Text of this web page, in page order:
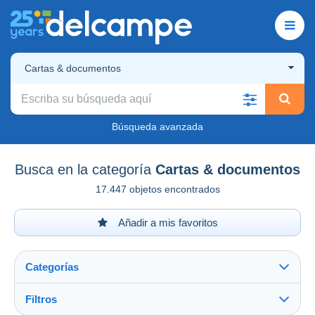
Cartas & documentos
Búsqueda avanzada
Busca en la categoría Cartas & documentos
17.447 objetos encontrados
Añadir a mis favoritos
Categorías
Filtros